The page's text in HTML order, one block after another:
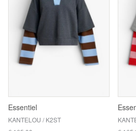
Essentiel
KANTELOU / K2ST